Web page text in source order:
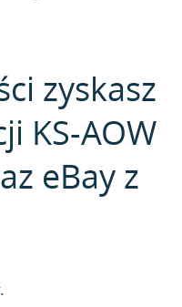
zyskasz
KS-AOW
eBay z